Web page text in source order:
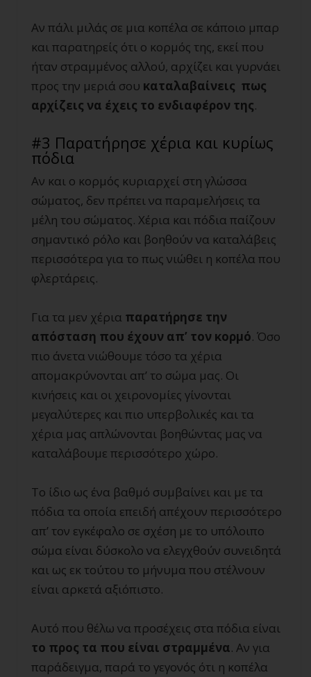
Αν πάλι μιλάς σε μια κοπέλα σε κάποιο μπαρ
και παρατηρείς ότι ο κορμός της, εκεί που
ήταν στραμμένος αλλού, αρχίζει και γυρνάει
προς την μεριά σου καταλαβαίνεις πως
αρχίζεις να έχεις το ενδιαφέρον της.
#3 Παρατήρησε χέρια και κυρίως
πόδια
Αν και ο κορμός κυριαρχεί στη γλώσσα
σώματος, δεν πρέπει να παραμελήσεις τα
μέλη του σώματος. Χέρια και πόδια παίζουν
σημαντικό ρόλο και βοηθούν να καταλάβεις
περισσότερα για το πως νιώθει η κοπέλα που
φλερτάρεις.
Για τα μεν χέρια παρατήρησε την
απόσταση που έχουν απ’ τον κορμό. Όσο
πιο άνετα νιώθουμε τόσο τα χέρια
απομακρύνονται απ’ το σώμα μας. Οι
κινήσεις και οι χειρονομίες γίνονται
μεγαλύτερες και πιο υπερβολικές και τα
χέρια μας απλώνονται βοηθώντας μας να
καταλάβουμε περισσότερο χώρο.
Το ίδιο ως ένα βαθμό συμβαίνει και με τα
πόδια τα οποία επειδή απέχουν περισσότερο
απ’ τον εγκέφαλο σε σχέση με το υπόλοιπο
σώμα είναι δύσκολο να ελεγχθούν συνειδητά
και ως εκ τούτου το μήνυμα που στέλνουν
είναι αρκετά αξιόπιστο.
Αυτό που θέλω να προσέχεις στα πόδια είναι
το προς τα που είναι στραμμένα. Αν για
παράδειγμα, παρά το γεγονός ότι η κοπέλα